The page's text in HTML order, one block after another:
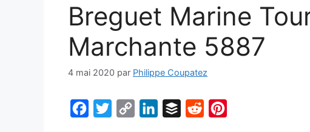
Breguet Marine
Marchante 5887
4 mai 2020 par Philippe Coupatez